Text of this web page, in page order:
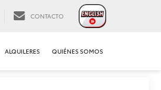
CONTACTO
ALQUILERES QUIÉNES SOMOS